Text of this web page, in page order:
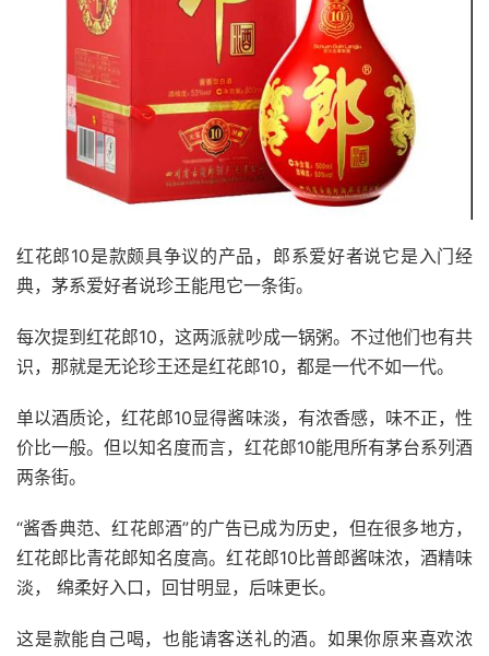
红花郎10是款颇具争议的产品，郎系爱好者说它是入门经
典，茅系爱好者说珍王能甩它一条街。
每次提到红花郎10，这两派就吵成一锅粥。不过他们也有共
识，那就是无论珍王还是红花郎10，都是一代不如一代。
单以酒质论，红花郎10显得酱味淡，有浓香感，味不正，性
价比一般。但以知名度而言，红花郎10能甩所有茅台系列酒
两条街。
“酱香典范、红花郎酒”的广告已成为历史，但在很多地方，
红花郎比青花郎知名度高。红花郎10比普郎酱味浓，酒精味
淡， 绵柔好入口，回甘明显，后味更长。
这是款能自己喝，也能请客送礼的酒。如果你原来喜欢浓